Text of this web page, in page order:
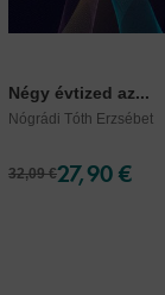
Négy évtized az...
Nógrádi Tóth Erzsébet
32,09 €27,90 €